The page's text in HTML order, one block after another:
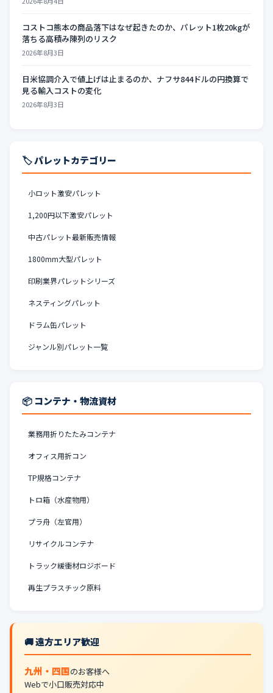
コストコ熊本の商品落下はなぜ起きたのか、パレット1枚20kgが
落ちる高積み陳列のリスク
2026年8月3日
日米協調介入で値上げは止まるのか、ナフサ844ドルの円換算で
見る輸入コストの変化
2026年8月3日
🏷️ パレットカテゴリー
小ロット激安パレット
1,200円以下激安パレット
中古パレット最新販売情報
1800mm大型パレット
印刷業界パレットシリーズ
ネスティングパレット
ドラム缶パレット
ジャンル別パレット一覧
📦 コンテナ・物流資材
業務用折りたたみコンテナ
オフィス用折コン
TP規格コンテナ
トロ箱（水産物用）
プラ舟（左官用）
リサイクルコンテナ
トラック緩衝材ロジボード
再生プラスチック原料
🚚 遠方エリア歓迎
九州・四国のお客様へ
Webで小口販売対応中